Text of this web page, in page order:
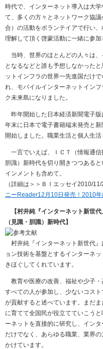
時代で、インターネット導入は大
て、多くの方々とネットワーク協
合）の活動をボランテイアで行い
理解して頂く啓蒙活動に一緒に参
当時、世界のほとんどの人々は、
となるなどと誰も予想しなかった
ットインフラの世界一先進国だけ
れ、モバイルインターネットイン
ク未来島になりました。
昨年開始した日本経済新聞電子
年末に日本で電子書籍端末発売と
開始しました。職業生活と個人生活
一言でいえば、ＩＣＴ（情報通信
胆識）新時代を切り開きつつある
インメントも含めて。
（詳細は＞＞ＢＩエッセイ2010/11/
ニーReader12月10日発売！2010
【村井純『インターネット新世
（見識・胆識）新時代】
村井純『インターネット新世代
ョン技術を基盤とするインターネ
きほぐしてくれています。
教育や医療の改善、福祉や少子・
すべての人が参加し、少ないコス
が貢献すると述べています。まだ
に育てて全国民が役立てていこう
ーネットを直接的に研究し、イン
だけでなく、あらゆる職業、業界
かけています。